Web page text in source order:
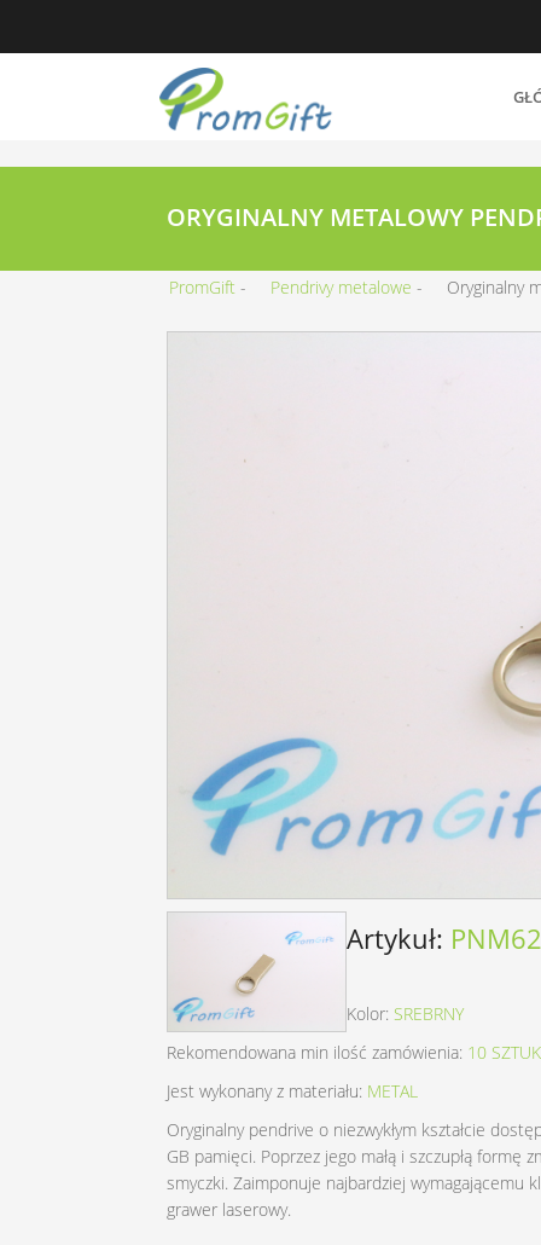
ORYGINALNY METALOWY
PromGift Pendrivy metalowe Oryginalny
Artykuł:
Kolor: SREBRNY
Rekomendowana min ilość zamówienia: 10 SZTUK
Jest wykonany z materiału: METAL
Oryginalny pendrive o niezwykłym kształcie
GB pamięci. Poprzez jego małą i szczupłą
smyczki. Zaimponuje najbardziej
grawer laserowy.